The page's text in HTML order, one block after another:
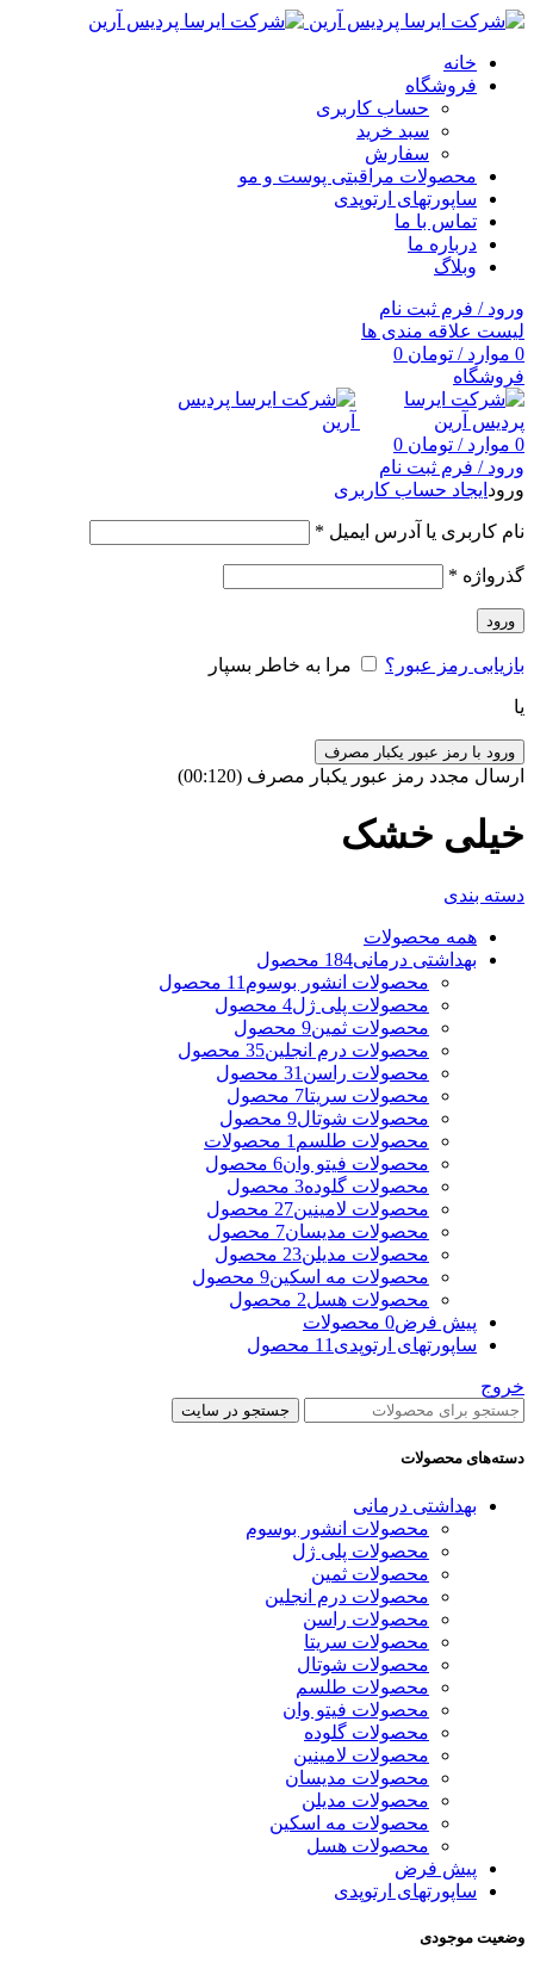
خانه
فروشگاه
حساب کاربری
سبد خرید
سفارش
محصولات مراقبتی پوست و مو
ساپورتهای ارتوپدی
تماس با ما
درباره ما
وبلاگ
ورود / فرم ثبت نام
لیست علاقه مندی ها
0 موارد / تومان
فروشگاه
0 موارد / تومان
ورود / فرم ثبت نام
ورود ایجاد حساب کاربری
نام کاربری یا آدرس ایمیل *
گذرواژه *
ورود
بازیابی رمز عبور؟ مرا به خاطر بسپار
یا
ورود با رمز عبور یکبار مصرف
ارسال مجدد رمز عبور یکبار مصرف (00:
120
)
خیلی خشک
دسته بندی
همه محصولات
بهداشتی درمانی184 محصول
محصولات انشور بوسوم 11 محصول
محصولات پلی ژل4 محصول
محصولات ثمین9 محصول
محصولات درم انجلین35 محصول
محصولات راسن 31 محصول
محصولات سریتا7 محصول
محصولات شوتال9 محصول
محصولات طلسم 1 محصولات
محصولات فیتو وان6 محصول
محصولات گلوده3 محصول
محصولات لامینین27 محصول
محصولات مدیسان7 محصول
محصولات مدیلن23 محصول
محصولات مه اسکین9 محصول
محصولات هسل2 محصول
پیش فرض0 محصولات
ساپورتهای ارتوپدی 11 محصول
خروج
جستجو در سایت
دسته‌های محصولات
بهداشتی درمانی
محصولات انشور بوسوم
محصولات پلی ژل
محصولات ثمین
محصولات درم انجلین
محصولات راسن
محصولات سریتا
محصولات شوتال
محصولات طلسم
محصولات فیتو وان
محصولات گلوده
محصولات لامینین
محصولات مدیسان
محصولات مدیلن
محصولات مه اسکین
محصولات هسل
پیش فرض
ساپورتهای ارتوپدی
وضعیت موجودی